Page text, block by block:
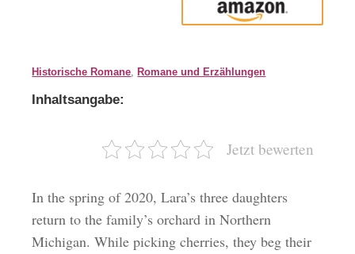
Amazon
Historische Romane, Romane und Erzählungen
Inhaltsangabe:
Jetzt bewerten
In the spring of 2020, Lara’s three daughters
return to the family’s orchard in Northern
Michigan. While picking cherries, they beg their